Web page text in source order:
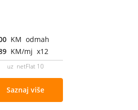
KM odmah
KM/mj x12
uz netFlat 10
Saznaj više